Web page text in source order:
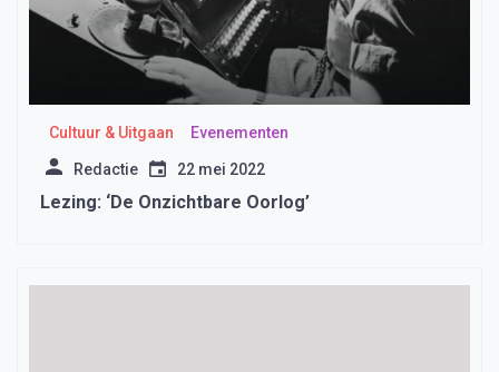
Cultuur & Uitgaan Evenementen
Redactie 22 mei 2022
Lezing: ‘De Onzichtbare Oorlog’